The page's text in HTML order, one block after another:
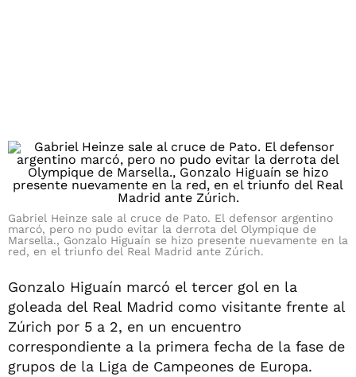
Gabriel Heinze sale al cruce de Pato. El defensor argentino
marcó, pero no pudo evitar la derrota del Olympique de
Marsella., Gonzalo Higuaín se hizo presente nuevamente en la
red, en el triunfo del Real Madrid ante Zúrich.
Gonzalo Higuaín marcó el tercer gol en la
goleada del Real Madrid como visitante frente al
Zúrich por 5 a 2, en un encuentro
correspondiente a la primera fecha de la fase de
grupos de la Liga de Campeones de Europa.